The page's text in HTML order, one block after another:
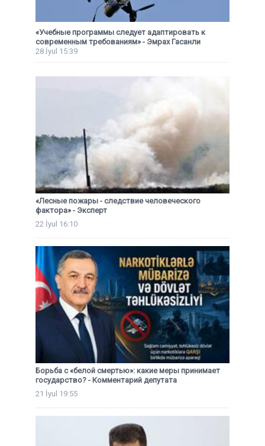
«Учебные программы следует адаптировать к
современным требованиям» - Эмрах Гасанли
28 İyul 15:39
«Лесные пожары - следствие человеческого
фактора» - Эксперт
22 İyul 16:10
Борьба с «белой смертью»: какие меры принимает
государство? - Комментарий депутата
21 İyul 19:55